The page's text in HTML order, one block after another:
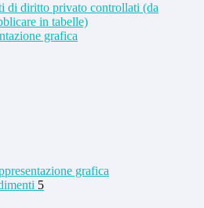
di diritto privato controllati (da
in tabelle)
grafica
grafica
5